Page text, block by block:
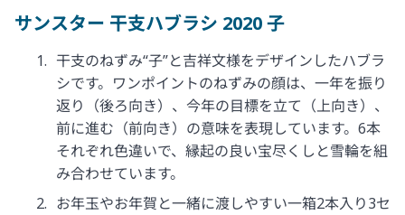
サンスター 干支ハブラシ 2020 子
干支のねずみ“子”と吉祥文様をデザインしたハブラ
シです。ワンポイントのねずみの顔は、一年を振り
返り（後ろ向き）、今年の目標を立て（上向き）、
前に進む（前向き）の意味を表現しています。6本
それぞれ色違いで、縁起の良い宝尽くしと雪輪を組
み合わせています。
お年玉やお年賀と一緒に渡しやすい一箱2本入り3セ